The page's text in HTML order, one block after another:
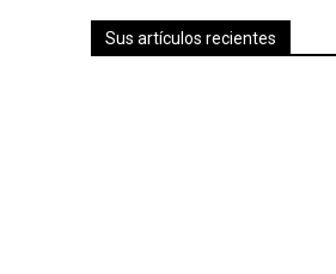
Sus artículos recientes